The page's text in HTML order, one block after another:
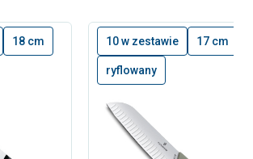
18 cm 10 w zestawie 17 cm
ryflowany